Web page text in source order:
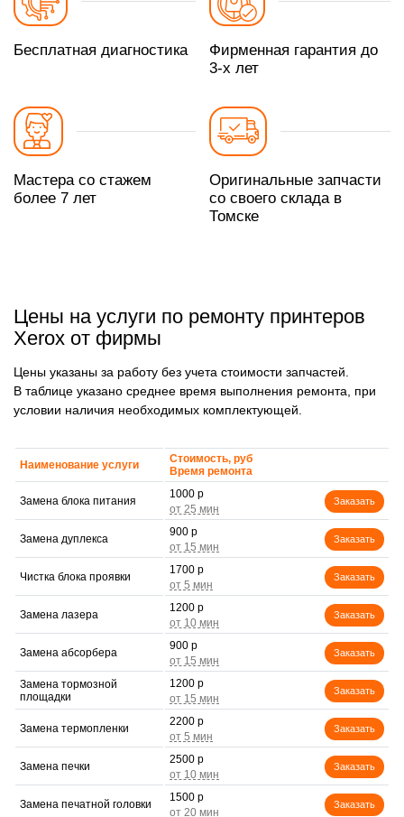
Бесплатная диагностика
Фирменная гарантия до
3-х лет
Мастера со стажем
более 7 лет
Оригинальные запчасти
со своего склада в
Томске
Цены на услуги по ремонту принтеров
Xerox от фирмы
Цены указаны за работу без учета стоимости запчастей.
В таблице указано среднее время выполнения ремонта, при
условии наличия необходимых комплектующей.
Наименование услуги
Стоимость, руб
Время ремонта
Замена блока питания
1000 р
Заказать
Замена дуплекса
900 р
Заказать
Чистка блока проявки
1700 р
Заказать
Замена лазера
1200 р
Заказать
Замена абсорбера
900 р
Заказать
Замена тормозной
площадки
1200 р
Заказать
Замена термопленки
2200 р
Заказать
Замена печки
2500 р
Заказать
Замена печатной головки
1500 р
Заказать